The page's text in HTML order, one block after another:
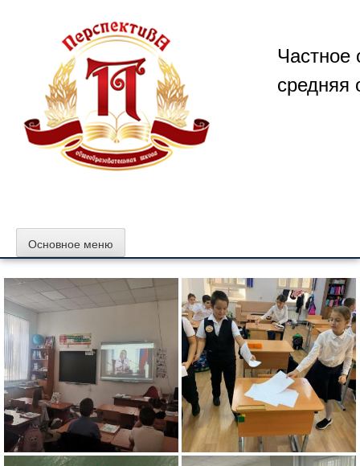
содержимому
Частное
средняя
Основное меню